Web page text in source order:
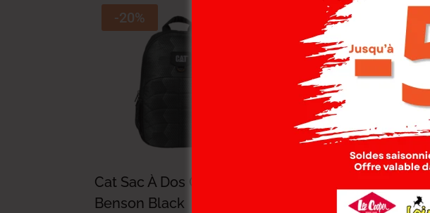
-20%
Cat Sac À Dos Cat.
Benson Black
-20%
Benson Brown